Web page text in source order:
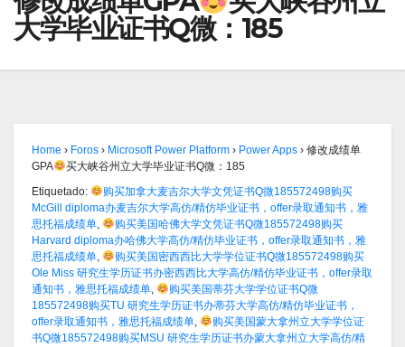
大学毕业证书Q微：185
Home › Foros › Microsoft Power Platform › Power Apps › 修改成绩单
GPA
买大峡谷州立大学毕业证书Q微：185
Etiquetado:
购买加拿大麦吉尔大学文凭证书Q微185572498购买
McGill diploma办麦吉尔大学高仿/精仿毕业证书，offer录取通知书，雅
思托福成绩单,
购买美国哈佛大学文凭证书Q微185572498购买
Harvard diploma办哈佛大学高仿/精仿毕业证书，offer录取通知书，雅
思托福成绩单,
购买美国密西西比大学学位证书Q微185572498购买
Ole Miss 研究生学历证书办密西西比大学高仿/精仿毕业证书，offer录取
通知书，雅思托福成绩单,
购买美国蒂芬大学学位证书Q微
185572498购买TU 研究生学历证书办蒂芬大学高仿/精仿毕业证书，
offer录取通知书，雅思托福成绩单,
购买美国蒙大拿州立大学学位证
书Q微185572498购买MSU 研究生学历证书办蒙大拿州立大学高仿/精